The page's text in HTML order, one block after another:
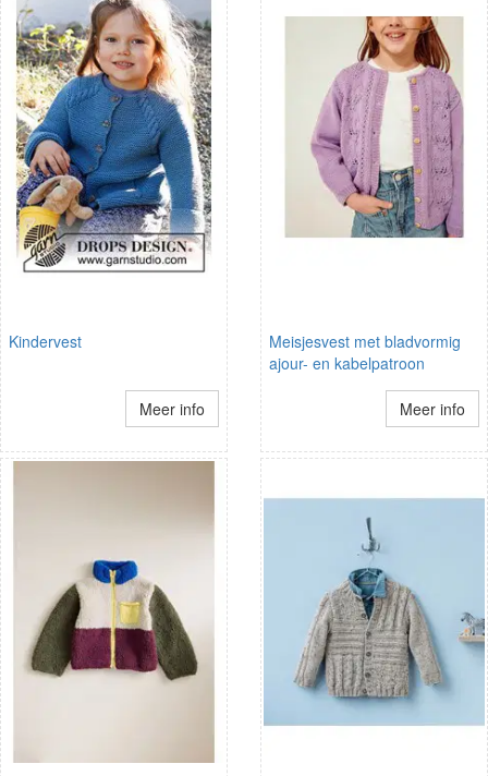
Kindervest
Meer info
Meisjesvest met bladvormig
ajour- en kabelpatroon
Meer info